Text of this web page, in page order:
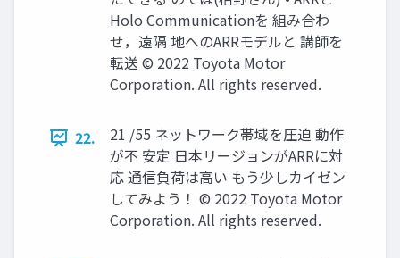
Holo Communicationを 組み合わ
せ，遠隔 地へのARRモデルと 講師を
転送 © 2022 Toyota Motor
Corporation. All rights reserved.
22.
21 /55 ネットワーク帯域を圧迫 動作
が不 安定 日本リージョンがARRに対
応 通信負荷は高い もう少しカイゼン
してみよう！ © 2022 Toyota Motor
Corporation. All rights reserved.